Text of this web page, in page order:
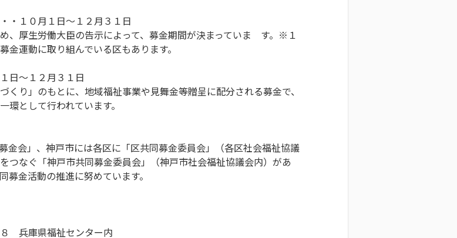
・１０月１日～１２月３１日
、厚生労働大臣の告示によって、募金期間が決まっていま す。※１
運動に取り組んでいる区もあります。
日～１２月３１日
り」のもとに、地域福祉事業や見舞金等贈呈に配分される募金で、
環として行われています。
金会」、神戸市には各区に「区共同募金委員会」（各区社会福祉協議
つなぐ「神戸市共同募金委員会」（神戸市社会福祉協議会内）があ
募金活動の推進に努めています。
兵庫県福祉センター内